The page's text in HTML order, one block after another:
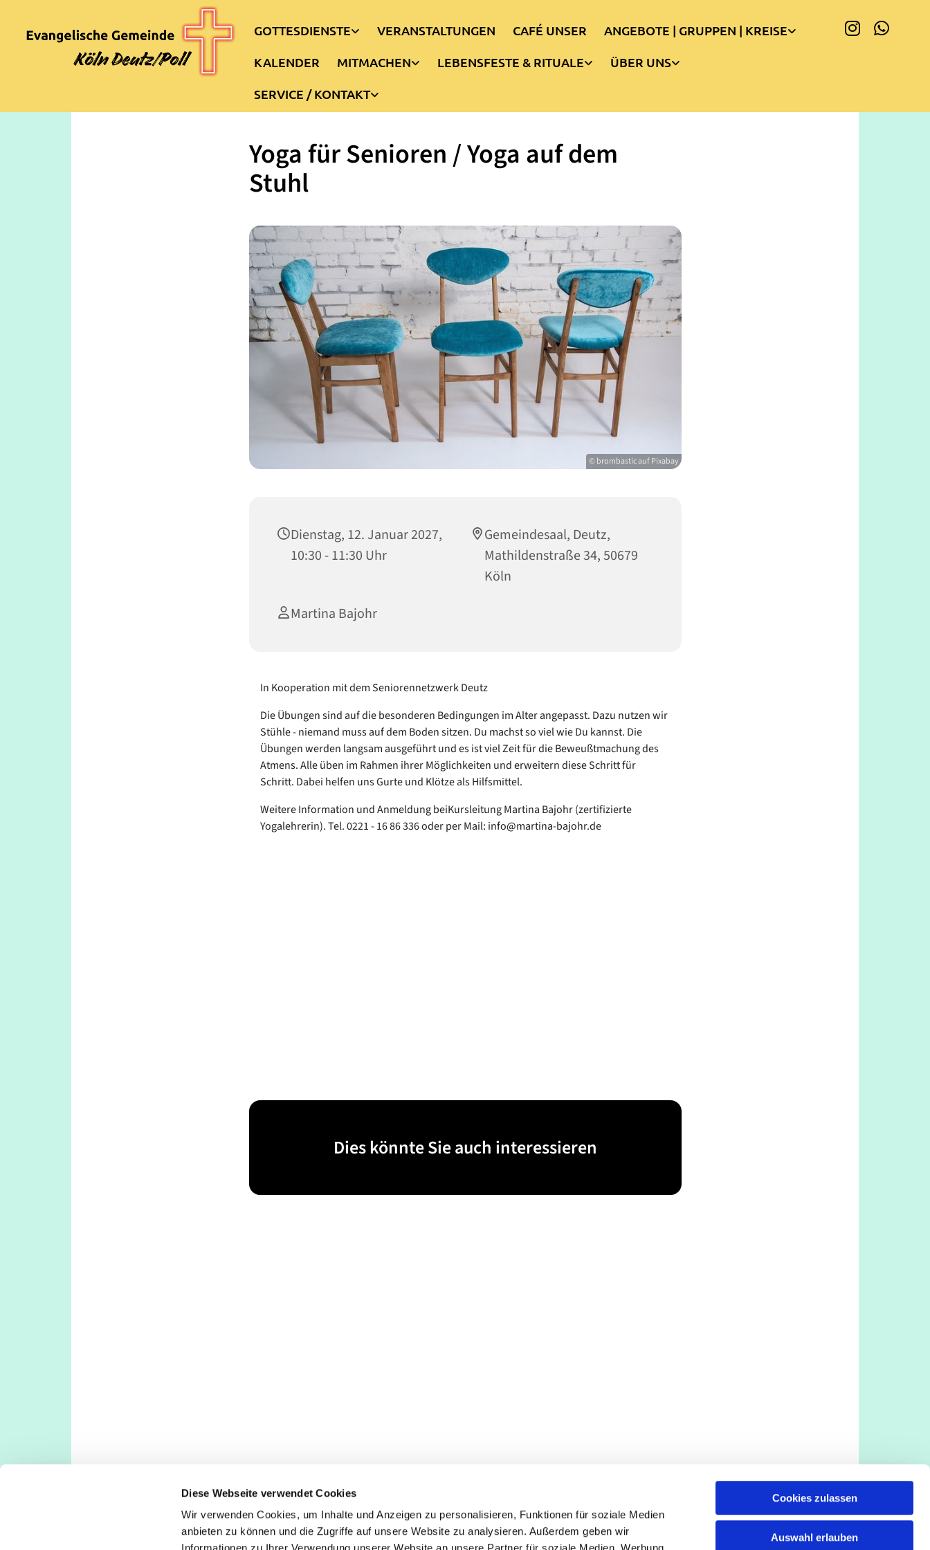
Diese Webseite verwendet Cookies
Wir verwenden Cookies, um Inhalte und Anzeigen zu personalisieren, Funktionen für soziale Medien
anbieten zu können und die Zugriffe auf unsere Website zu analysieren. Außerdem geben wir
Cookies zulassen
Auswahl erlauben
GOTTESDIENSTE VERANSTALTUNGEN CAFÉ UNSER
ANGEBOTE | GRUPPEN | KREISE
KALENDER
MITMACHEN LEBENSFESTE & RITUALE
ÜBER UNS
SERVICE / KONTAKT
Yoga für Senioren / Yoga auf dem
Stuhl
© brombastic auf Pixabay
Dienstag, 12. Januar 2027,
10:30 - 11:30 Uhr
Gemeindesaal, Deutz,
Mathildenstraße 34, 50679
Köln
Martina Bajohr
In Kooperation mit dem Seniorennetzwerk Deutz
Die Übungen sind auf die besonderen Bedingungen im Alter angepasst. Dazu nutzen wir
Stühle - niemand muss auf dem Boden sitzen. Du machst so viel wie Du kannst. Die
Übungen werden langsam ausgeführt und es ist viel Zeit für die Beweußtmachung des
Atmens. Alle üben im Rahmen ihrer Möglichkeiten und erweitern diese Schritt für
Schritt. Dabei helfen uns Gurte und Klötze als Hilfsmittel.
Weitere Information und Anmeldung beiKursleitung Martina Bajohr (zertifizierte
Yogalehrerin). Tel. 0221 - 16 86 336 oder per Mail: info@martina-bajohr.de
Dies könnte Sie auch interessieren
Evangelische Kirchengemeinde Köln-Deutz/Poll
Deutz: Tempelstraße 29, 50679 Köln